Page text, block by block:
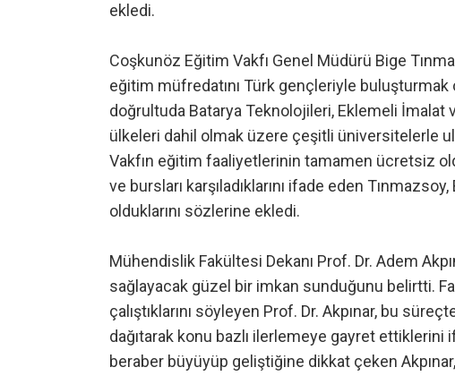
ekledi.
Coşkunöz Eğitim Vakfı Genel Müdürü Bige
eğitim müfredatını Türk gençleriyle
doğrultuda Batarya Teknolojileri, Eklemeli İmalat
ülkeleri dahil olmak üzere çeşitli üniversitelerle
Vakfın eğitim faaliyetlerinin tamamen ücretsiz
ve bursları karşıladıklarını ifade eden
olduklarını sözlerine ekledi.
Mühendislik Fakültesi Dekanı Prof. Dr. Adem
sağlayacak güzel bir imkan sunduğunu belirtti.
çalıştıklarını söyleyen Prof. Dr. Akpınar, bu
dağıtarak konu bazlı ilerlemeye gayret ettiklerini
beraber büyüyüp geliştiğine dikkat çeken